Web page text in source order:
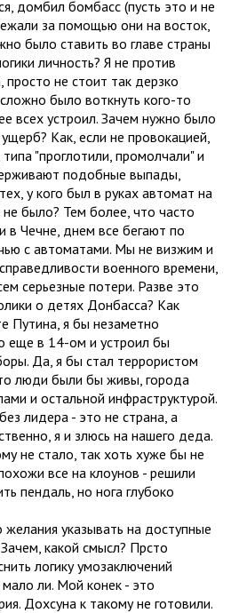
домбил бомбасс (пусть это и не
за помощью они на восток,
было ставить во главе страны
личность? Я не против
просто не стоит так дерзко
было воткнуть кого-то
всех устроил. Зачем нужно было
Как, если не провокацией,
"проглотили, промолчали" и
подобные выпады,
у кого был в руках автомат на
было? Тем более, что часто
в Чечне, днем все бегают по
с автоматами. Мы не визжим и
военного времени,
серьезные потери. Разве это
о детях Донбасса? Как
Путина, я бы незаметно
еще в 14-ом и устроил бы
Да, я бы стал террористом
люди были бы живы, города
и остальной инфраструктурой.
лидера - это не страна, а
я и злюсь на нашего деда.
не стало, так хоть хуже бы не
все на клоунов - решили
пендаль, но нога глубоко
указывать на доступные
какой смысл? Прсто
логику умозаключений
ли. Мой конек - это
Дохсуна к такому не готовили.